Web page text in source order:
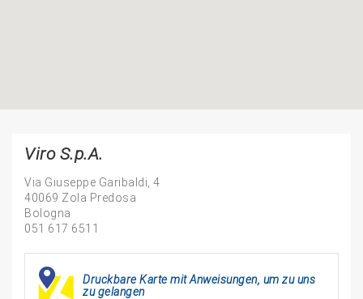
Viro S.p.A.
Via Giuseppe Garibaldi, 4
40069 Zola Predosa
Bologna
051 617 6511
Druckbare Karte mit Anweisungen, um zu uns
zu gelangen